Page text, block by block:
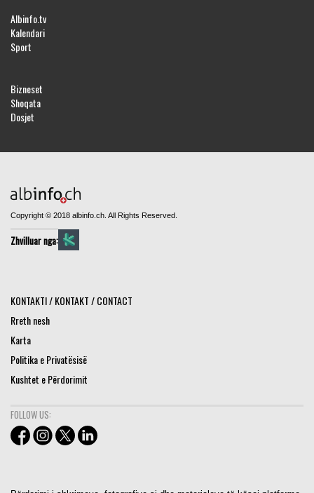
Albinfo.tv
Kalendari
Sport
Bizneset
Shoqata
Dosjet
Copyright © 2018 albinfo.ch. All Rights Reserved.
Zhvilluar nga:
KONTAKTI / KONTAKT / CONTACT
Rreth nesh
Karta
Politika e Privatësisë
Kushtet e Përdorimit
FOLLOW US: